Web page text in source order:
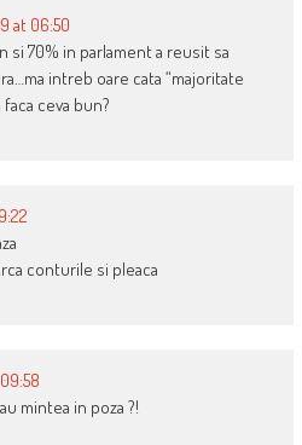
at 06:50
si 70% in parlament a reusit sa
intreb oare cata “majoritate
ceva bun?
conturile si pleaca
mintea in poza ?!